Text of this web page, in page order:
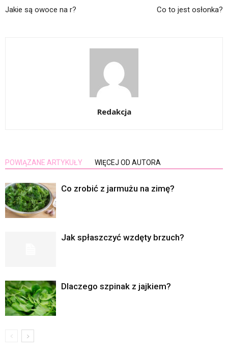
Jakie są owoce na r? Co to jest osłonka?
Redakcja
POWIĄZANE ARTYKUŁY WIĘCEJ OD AUTORA
Co zrobić z jarmużu na zimę?
Jak spłaszczyć wzdęty brzuch?
Dlaczego szpinak z jajkiem?